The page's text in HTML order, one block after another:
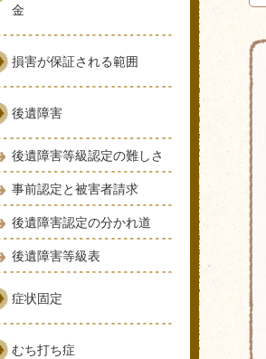
金
損害が保証される範囲
後遺障害
後遺障害等級認定の難しさ
事前認定と被害者請求
後遺障害認定の分かれ道
後遺障害等級表
症状固定
むち打ち症